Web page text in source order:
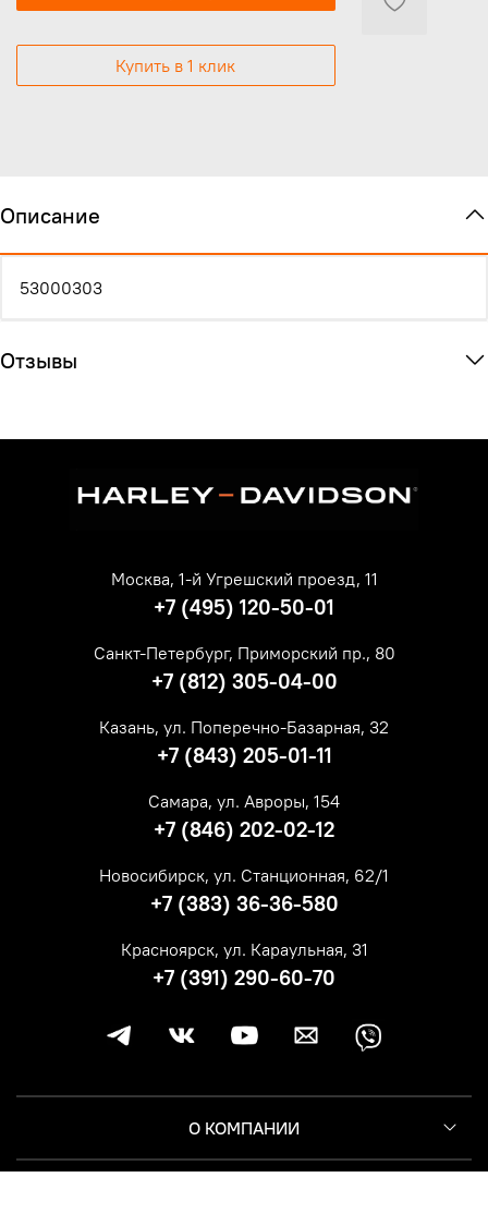
Купить в 1 клик
Описание
53000303
Отзывы
О КОМПАНИИ
Москва, 1-й Угрешский проезд, 11
+7 (495) 120-50-01
Санкт-Петербург, Приморский пр., 80
+7 (812) 305-04-00
Казань, ул. Поперечно-Базарная, 32
+7 (843) 205-01-11
Самара, ул. Авроры, 154
+7 (846) 202-02-12
Новосибирск, ул. Станционная, 62/1
+7 (383) 36-36-580
Красноярск, ул. Караульная, 31
+7 (391) 290-60-70